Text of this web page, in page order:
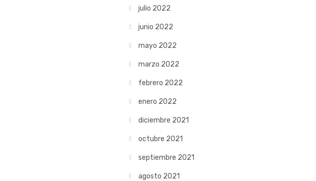
julio 2022
junio 2022
mayo 2022
marzo 2022
febrero 2022
enero 2022
diciembre 2021
octubre 2021
septiembre 2021
agosto 2021